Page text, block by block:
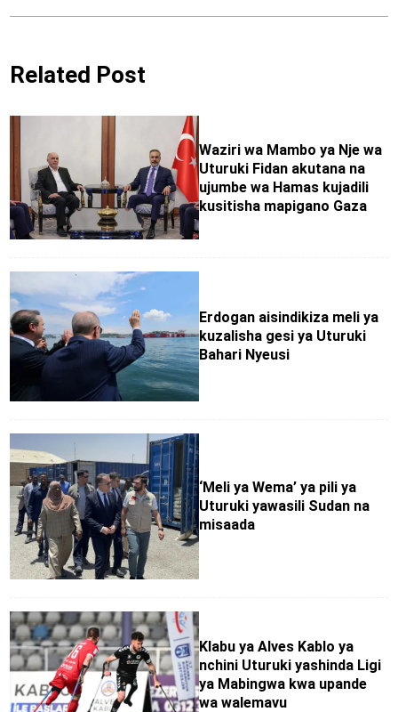
Related Post
Waziri wa Mambo ya Nje wa
Uturuki Fidan akutana na
ujumbe wa Hamas kujadili
kusitisha mapigano Gaza
Erdogan aisindikiza meli ya
kuzalisha gesi ya Uturuki
Bahari Nyeusi
‘Meli ya Wema’ ya pili ya
Uturuki yawasili Sudan na
misaada
Klabu ya Alves Kablo ya
nchini Uturuki yashinda Ligi
ya Mabingwa kwa upande
wa walemavu